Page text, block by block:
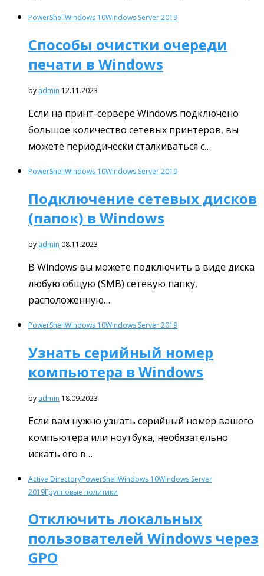
PowerShellWindows 10Windows Server 2019
Способы очистки очереди
печати в Windows
by admin 12.11.2023
Если на принт-сервере Windows подключено
большое количество сетевых принтеров, вы
можете периодически сталкиваться с…
PowerShellWindows 10Windows Server 2019
Подключение сетевых дисков
(папок) в Windows
by admin 08.11.2023
В Windows вы можете подключить в виде диска
любую общую (SMB) сетевую папку,
расположенную…
PowerShellWindows 10Windows Server 2019
Узнать серийный номер
компьютера в Windows
by admin 18.09.2023
Если вам нужно узнать серийный номер вашего
компьютера или ноутбука, необязательно
искать его в…
Active DirectoryPowerShellWindows 10Windows Server
2019Групповые политики
Отключить локальных
пользователей Windows через
GPO